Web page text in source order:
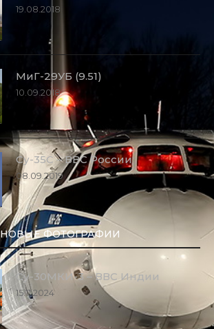
19.08.2018
МиГ-29УБ (9.51)
10.09.2018
Су-35С – ВВС России
08.09.2019
НОВЫЕ ФОТОГРАФИИ
Су-30МКИ-3 – ВВС Индии
15.11.2024